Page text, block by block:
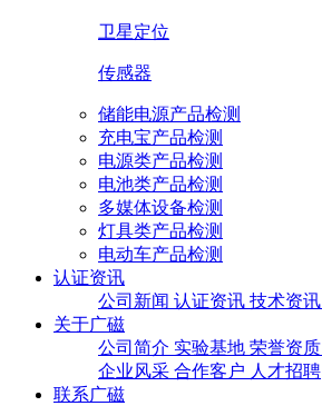
卫星定位
传感器
储能电源产品检测
充电宝产品检测
电源类产品检测
电池类产品检测
多媒体设备检测
灯具类产品检测
电动车产品检测
认证资讯
公司新闻 认证资讯 技术资讯
关于广磁
公司简介 实验基地 荣誉资质
企业风采 合作客户 人才招聘
联系广磁